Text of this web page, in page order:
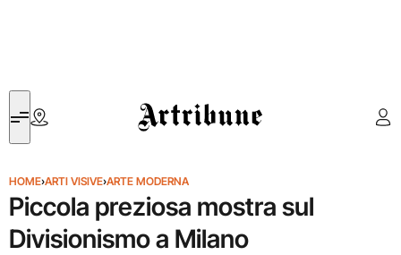
Artribune
HOME›ARTI VISIVE›ARTE MODERNA
Piccola preziosa mostra sul
Divisionismo a Milano